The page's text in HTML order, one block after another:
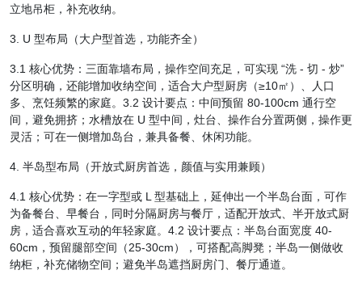
立地吊柜，补充收纳。
3. U 型布局（大户型首选，功能齐全）
3.1 核心优势：三面靠墙布局，操作空间充足，可实现 “洗 - 切 - 炒”
分区明确，还能增加收纳空间，适合大户型厨房（≥10㎡）、人口
多、烹饪频繁的家庭。3.2 设计要点：中间预留 80-100cm 通行空
间，避免拥挤；水槽放在 U 型中间，灶台、操作台分置两侧，操作更
灵活；可在一侧增加岛台，兼具备餐、休闲功能。
4. 半岛型布局（开放式厨房首选，颜值与实用兼顾）
4.1 核心优势：在一字型或 L 型基础上，延伸出一个半岛台面，可作
为备餐台、早餐台，同时分隔厨房与餐厅，适配开放式、半开放式厨
房，适合喜欢互动的年轻家庭。4.2 设计要点：半岛台面宽度 40-
60cm，预留腿部空间（25-30cm），可搭配高脚凳；半岛一侧做收
纳柜，补充储物空间；避免半岛遮挡厨房门、餐厅通道。